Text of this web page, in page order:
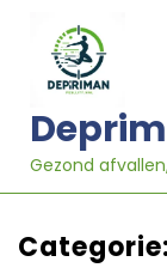
inhoud
Gezond
Categorie: